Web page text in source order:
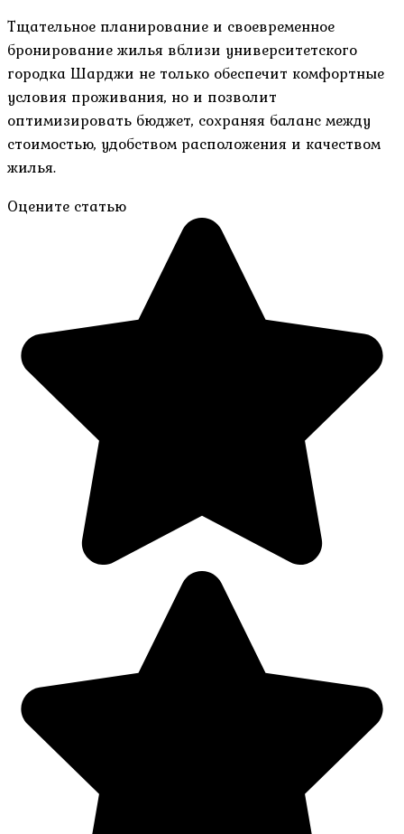
Тщательное планирование и своевременное
бронирование жилья вблизи университетского
городка Шарджи не только обеспечит комфортные
условия проживания, но и позволит
оптимизировать бюджет, сохраняя баланс между
стоимостью, удобством расположения и качеством
жилья.
Оцените статью